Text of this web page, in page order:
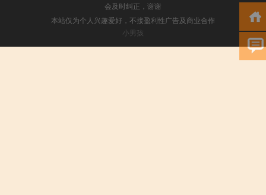
会及时纠正，谢谢
本站仅为个人兴趣爱好，不接盈利性广告及商业合作
小男孩